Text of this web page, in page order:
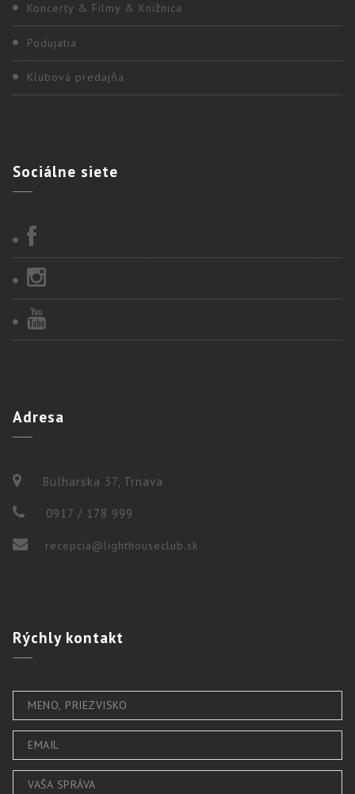
Koncerty & Filmy & Knižnica
Podujatia
Klubová predajňa
Sociálne siete
Adresa
Bulharska 37, Trnava
0917 / 178 999
recepcia@lighthouseclub.sk
Rýchlykontakt